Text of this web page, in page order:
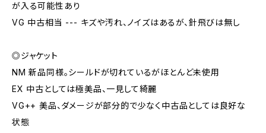
が入る可能性あり
VG 中古相当 --- キズや汚れ、ノイズはあるが、針飛びは無し
◎ジャケット
NM 新品同様。シールドが切れているがほとんど未使用
EX 中古としては極美品、一見して綺麗
VG++ 美品、ダメージが部分的で少なく中古品としては良好な
状態